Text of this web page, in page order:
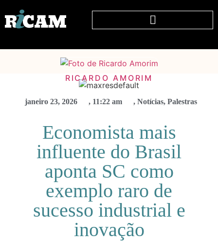
RICARDO AMORIM
janeiro 23, 2026 , 11:22 am , Notícias, Palestras
Economista mais
influente do Brasil
aponta SC como
exemplo raro de
sucesso industrial e
inovação